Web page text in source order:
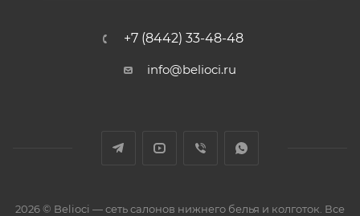
+7 (8442) 33-48-48
info@belioci.ru
2026 © Belioci — сеть салонов нижнего белья и колготок. Все